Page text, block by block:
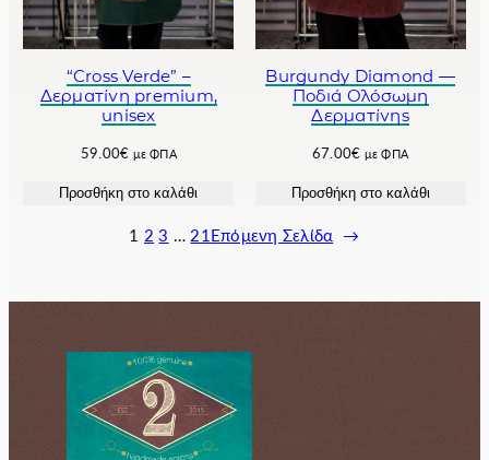
:
7
0
.
0
€
α
ι
:
6
4
0
€
“Cross Verde” –
Δερματίνη premium,
unisex
59.00€ με ΦΠΑ
Προσθήκη στο καλάθι
Burgundy Diamond —
Ποδιά Ολόσωμη
Δερματίνης
67.00€ με ΦΠΑ
Προσθήκη στο καλάθι
1 2 3 … 21 Επόμενη Σελίδα →